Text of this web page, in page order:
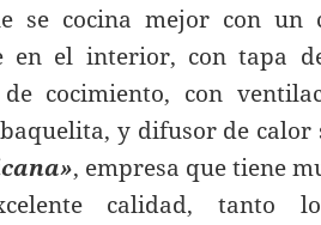
se cocina mejor con un
en el interior, con tapa
cocimiento, con
y difusor de calor
, empresa que tiene
calidad, tanto